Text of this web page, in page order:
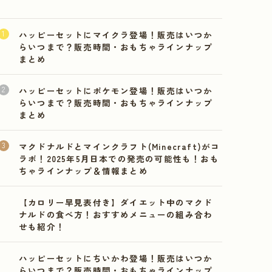
ハッピーセットにマイクラ登場！販売はいつか
らいつまで？販売時間・おもちゃラインナップ
まとめ
ハッピーセットにポケモン登場！販売はいつか
らいつまで？販売時間・おもちゃラインナップ
まとめ
マクドナルドとマインクラフト(Minecraft)がコ
ラボ！2025年5月日本での発売の可能性も！おも
ちゃラインナップ＆情報まとめ
【カロリー早見表付き】ダイエット中のマクド
ナルドの食べ方！おすすめメニューの組み合わ
せも紹介！
ハッピーセットにちいかわ登場！販売はいつか